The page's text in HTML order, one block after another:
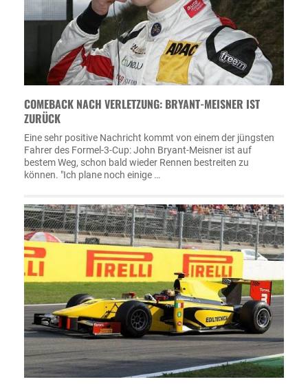
COMEBACK NACH VERLETZUNG: BRYANT-MEISNER IST
ZURÜCK
Eine sehr positive Nachricht kommt von einem der jüngsten
Fahrer des Formel-3-Cup: John Bryant-Meisner ist auf
bestem Weg, schon bald wieder Rennen bestreiten zu
können. "Ich plane noch einige …